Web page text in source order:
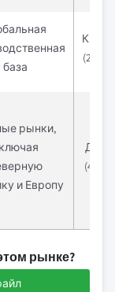
база
(2
рынки,
и Европу
(4
рынке?